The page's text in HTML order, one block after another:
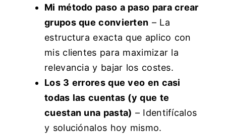
Mi método paso a paso para crear
grupos que convierten – La
estructura exacta que aplico con
mis clientes para maximizar la
relevancia y bajar los costes.
Los 3 errores que veo en casi
todas las cuentas (y que te
cuestan una pasta) – Identifícalos
y soluciónalos hoy mismo.